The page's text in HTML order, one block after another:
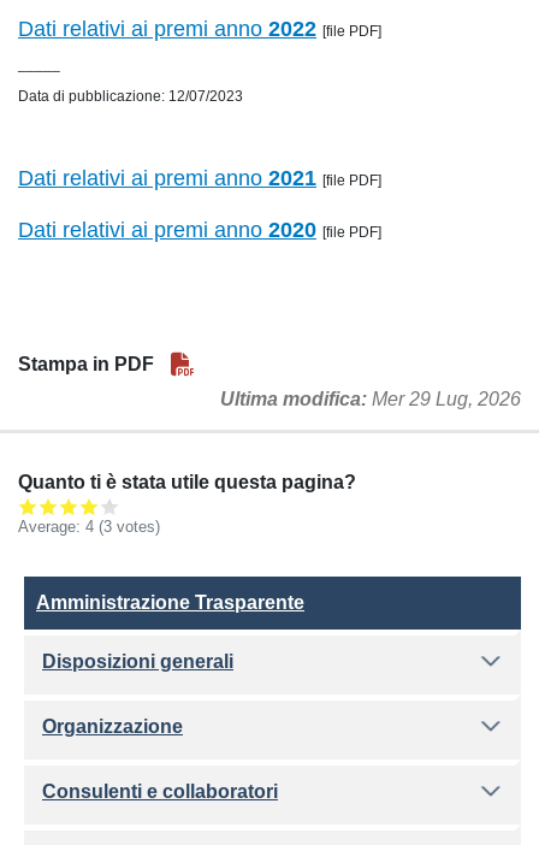
Dati relativi ai premi anno 2022 [file PDF]
Data di pubblicazione: 12/07/2023
Dati relativi ai premi anno 2021 [file PDF]
Dati relativi ai premi anno 2020 [file PDF]
Stampa in PDF
Ultima modifica Mer 29 Lug, 2026
Quanto ti è stata utile questa pagina?
Average: 4 (3 votes)
Amministrazione Trasparente
Amministrazione Trasparente
Disposizioni generali
Organizzazione
Consulenti e collaboratori